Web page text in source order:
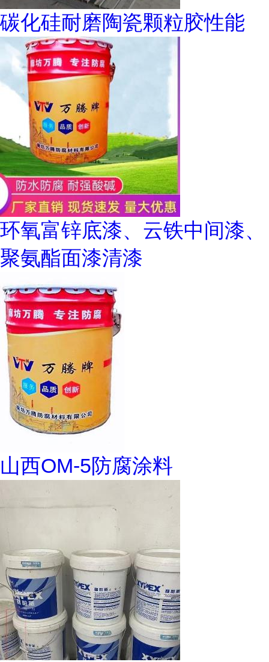
碳化硅耐磨陶瓷颗粒胶性能
环氧富锌底漆、云铁中间漆、
聚氨酯面漆清漆
山西OM-5防腐涂料